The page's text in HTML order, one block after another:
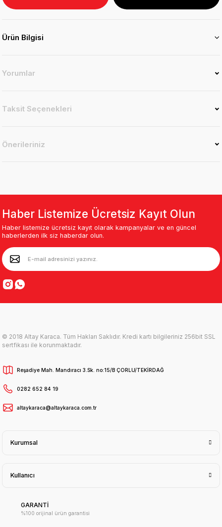
Ürün Bilgisi
Yorumlar
Taksit Seçenekleri
Önerileriniz
Haber Listemize Ücretsiz Kayıt Olun
Haber listemize ücretsiz kayıt olarak kampanyalar ve en güncel
haberlerden ilk siz haberdar olun.
© 2018 Altay Karaca. Tüm Hakları Saklıdır. Kredi kartı bilgileriniz 256bit SSL
sertfikası ile korunmaktadır.
Reşadiye Mah. Mandıracı 3.Sk. no:15/B ÇORLU/TEKİRDAĞ
0282 652 84 19
altaykaraca@altaykaraca.com.tr
Kurumsal
Kullanıcı
GARANTİ
%100 orijinal ürün garantisi